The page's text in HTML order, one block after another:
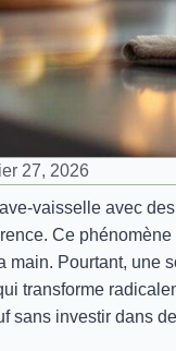
27, 2026
vaisselle avec
Ce
main. Pourtant, une
transforme
sans investir dans